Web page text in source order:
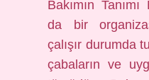
Bakımın
da bir
çalışır durumda
çabaların ve